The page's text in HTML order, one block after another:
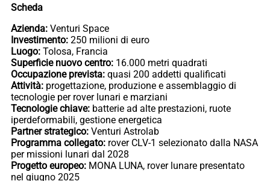
Scheda
Azienda: Venturi Space
Investimento: 250 milioni di euro
Luogo: Tolosa, Francia
Superficie nuovo centro: 16.000 metri quadrati
Occupazione prevista: quasi 200 addetti qualificati
Attività: progettazione, produzione e assemblaggio di
tecnologie per rover lunari e marziani
Tecnologie chiave: batterie ad alte prestazioni, ruote
iperdeformabili, gestione energetica
Partner strategico: Venturi Astrolab
Programma collegato: rover CLV-1 selezionato dalla NASA
per missioni lunari dal 2028
Progetto europeo: MONA LUNA, rover lunare presentato
nel giugno 2025